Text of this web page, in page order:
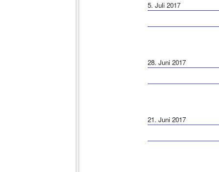
5. Juli 2017
28. Juni 2017
21. Juni 2017